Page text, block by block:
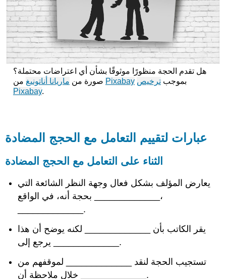
هل تقدم الحجة منظورًا موثوقًا بشأن أي اعتراضات محتملة؟
صورة من ماريانا أناتونيغ من Pixabay بموجب ترخيص
Pixabay.
عبارات لتقييم التعامل مع الحجج المضادة
الثناء على التعامل مع الحجج المضادة
يعارض المؤلف بشكل فعال وجهة النظر الشائعة التي
_____________ بحجة أنه، في الواقع،
_____________.
يقر الكاتب بأن _____________ لكنه يوضح أن هذا
يرجع إلى _____________.
تستجيب الحجة لنقد _____________ لموقفهم من
خلال ملاحظة أن _____________.